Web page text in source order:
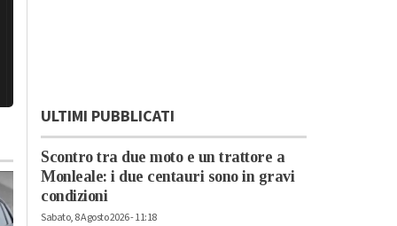
ULTIMI PUBBLICATI
Scontro tra due moto e un trattore a
Monleale: i due centauri sono in gravi
condizioni
Sabato, 8 Agosto 2026 - 11:18